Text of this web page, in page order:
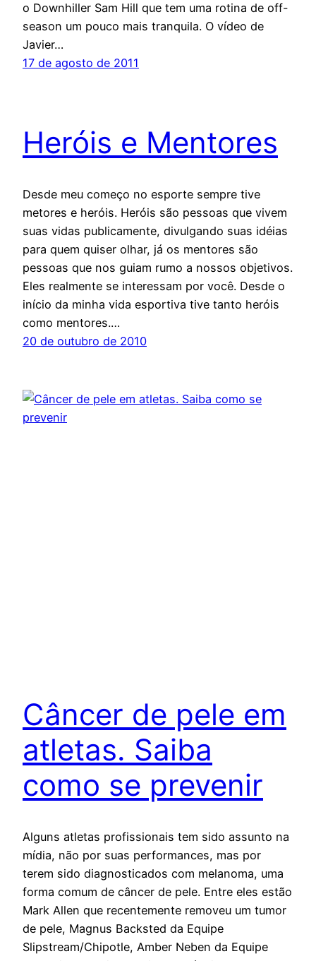
o Downhiller Sam Hill que tem uma rotina de off-
season um pouco mais tranquila. O vídeo de
Javier…
17 de agosto de 2011
Heróis e Mentores
Desde meu começo no esporte sempre tive
metores e heróis. Heróis são pessoas que vivem
suas vidas publicamente, divulgando suas idéias
para quem quiser olhar, já os mentores são
pessoas que nos guiam rumo a nossos objetivos.
Eles realmente se interessam por você. Desde o
início da minha vida esportiva tive tanto heróis
como mentores.…
20 de outubro de 2010
Câncer de pele em
atletas. Saiba
como se prevenir
Alguns atletas profissionais tem sido assunto na
mídia, não por suas performances, mas por
terem sido diagnosticados com melanoma, uma
forma comum de câncer de pele. Entre eles estão
Mark Allen que recentemente removeu um tumor
de pele, Magnus Backsted da Equipe
Slipstream/Chipotle, Amber Neben da Equipe